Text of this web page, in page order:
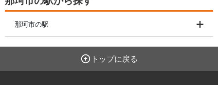
那珂市の駅
トップに戻る